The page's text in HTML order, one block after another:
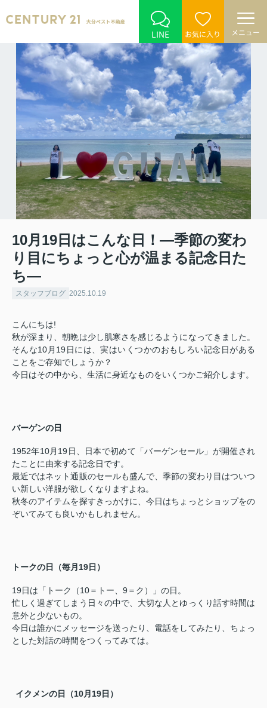
LINE お気に入り メニュー
10月19日はこんな日！―季節の変わ
り目にちょっと心が温まる記念日た
ち―
スタッフブログ 2025.10.19
こんにちは!
秋が深まり、朝晩は少し肌寒さを感じるようになってきました。
そんな10月19日には、実はいくつかのおもしろい記念日がある
ことをご存知でしょうか？
今日はその中から、生活に身近なものをいくつかご紹介します。
バーゲンの日
1952年10月19日、日本で初めて「バーゲンセール」が開催され
たことに由来する記念日です。
最近ではネット通販のセールも盛んで、季節の変わり目はついつ
い新しい洋服が欲しくなりますよね。
秋冬のアイテムを探すきっかけに、今日はちょっとショップをの
ぞいてみても良いかもしれません。
トークの日（毎月19日）
19日は「トーク（10＝トー、9＝ク）」の日。
忙しく過ぎてしまう日々の中で、大切な人とゆっくり話す時間は
意外と少ないもの。
今日は誰かにメッセージを送ったり、電話をしてみたり、ちょっ
とした対話の時間をつくってみては。
イクメンの日（10月19日）